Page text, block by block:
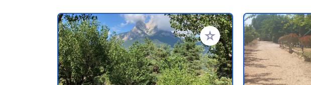
Aggiungi ai tuoi preferiti